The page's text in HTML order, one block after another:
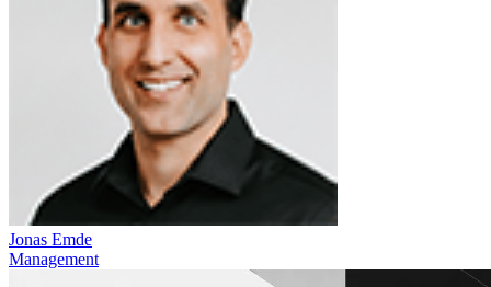
Jonas Emde
Management